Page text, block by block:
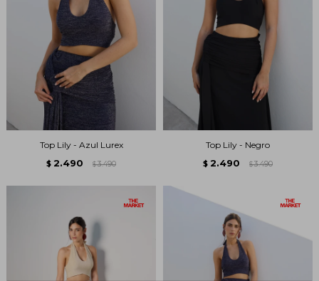
Top Lily - Azul Lurex
$ 2.490 $ 3.490
Top Lily - Negro
$ 2.490 $ 3.490